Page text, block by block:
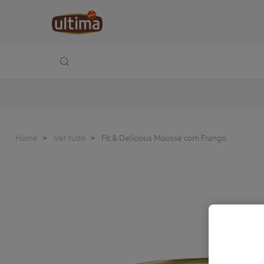
Home Ver tudo Fit & Delicious Mousse com Frango